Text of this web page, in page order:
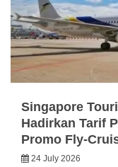
Singapore
Hadirkan Tarif
Promo Fly-
24 July 2026